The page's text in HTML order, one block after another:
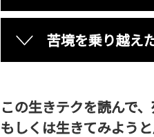
苦境を乗り越え
この生きテクを読んで
もしくは生きてみよう